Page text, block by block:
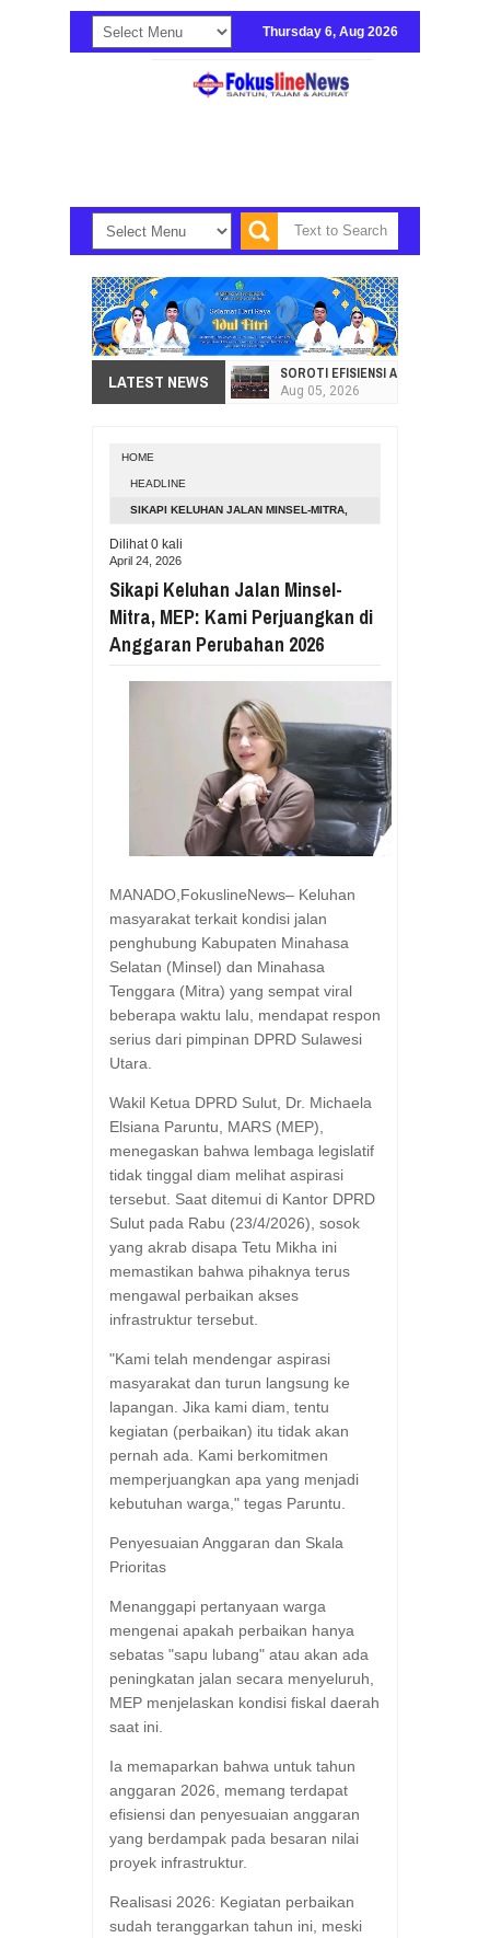
Thursday 6, Aug 2026
LATEST NEWS SOROTI EFISIENSI APBD, DPRD
Aug 05, 2026
GUBERNUR YULIUS BAWAKAN
Aug 05, 2026
RESES DI SMK NEGERI 1
Aug 04,
RESES IRENE GOLDA PINONTOAN
Aug 04,
RESES II DPRD SULUT, ROYKE
Aug 03, 2026
RESES II 2026, EUGENIE MANTIRI
HOME
HEADLINE
SIKAPI KELUHAN JALAN MINSEL-MITRA,
PERUBAHAN 2026
Dilihat0 kali
April 24, 2026
Sikapi Keluhan Jalan Minsel-
Mitra, MEP: Kami Perjuangkan di
Anggaran Perubahan 2026
​MANADO,FokuslineNews– Keluhan
masyarakat terkait kondisi jalan
penghubung Kabupaten Minahasa
Selatan (Minsel) dan Minahasa
Tenggara (Mitra) yang sempat viral
beberapa waktu lalu, mendapat respon
serius dari pimpinan DPRD Sulawesi
Utara.
​Wakil Ketua DPRD Sulut, Dr. Michaela
Elsiana Paruntu, MARS (MEP),
menegaskan bahwa lembaga legislatif
tidak tinggal diam melihat aspirasi
tersebut. Saat ditemui di Kantor DPRD
Sulut pada Rabu (23/4/2026), sosok
yang akrab disapa Tetu Mikha ini
memastikan bahwa pihaknya terus
mengawal perbaikan akses
infrastruktur tersebut.
​"Kami telah mendengar aspirasi
masyarakat dan turun langsung ke
lapangan. Jika kami diam, tentu
kegiatan (perbaikan) itu tidak akan
pernah ada. Kami berkomitmen
memperjuangkan apa yang menjadi
kebutuhan warga," tegas Paruntu.
​Penyesuaian Anggaran dan Skala
Prioritas
​Menanggapi pertanyaan warga
mengenai apakah perbaikan hanya
sebatas "sapu lubang" atau akan ada
peningkatan jalan secara menyeluruh,
MEP menjelaskan kondisi fiskal daerah
saat ini.
​Ia memaparkan bahwa untuk tahun
anggaran 2026, memang terdapat
efisiensi dan penyesuaian anggaran
yang berdampak pada besaran nilai
proyek infrastruktur.
​Realisasi 2026: Kegiatan perbaikan
sudah teranggarkan tahun ini, meski